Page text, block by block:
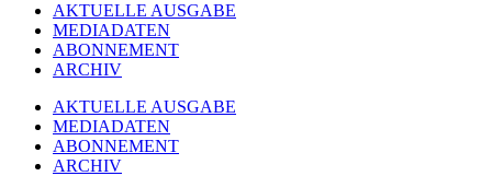
AKTUELLE AUSGABE
MEDIADATEN
ABONNEMENT
ARCHIV
AKTUELLE AUSGABE
MEDIADATEN
ABONNEMENT
ARCHIV